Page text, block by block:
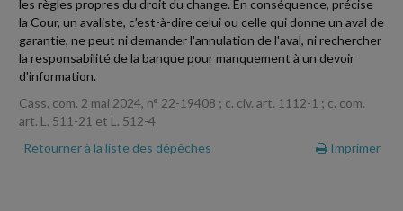
les règles propres du droit du change. En conséquence, précise
la Cour, un avaliste, c'est-à-dire celui ou celle qui donne un aval de
garantie, ne peut ni demander l'annulation de l'aval, ni rechercher
la responsabilité de la banque pour manquement à un devoir
d'information.
Cass. com. 2 mai 2024, n° 22-19408 ; c. civ. art. 1112-1 ; c. com.
art. L. 511-21 et L. 512-4
Retourner à la liste des dépêches
Imprimer